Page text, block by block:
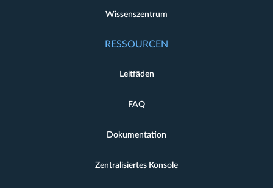
Wissenszentrum
RESSOURCEN
Leitfäden
FAQ
Dokumentation
Zentralisiertes Konsole